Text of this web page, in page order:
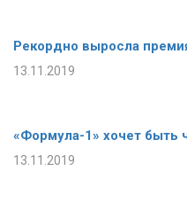
Рекордно выросла
13.11.2019
«Формула-1» хочет быть
13.11.2019